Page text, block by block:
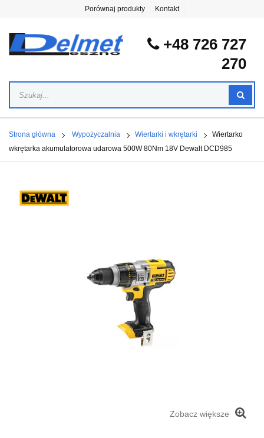
Porównaj produkty Kontakt
+48 726 727
270
Strona główna Wypożyczalnia Wiertarki i wkrętarki
Wiertarko
wkrętarka akumulatorowa udarowa 500W 80Nm 18V Dewalt DCD985
Zobacz większe